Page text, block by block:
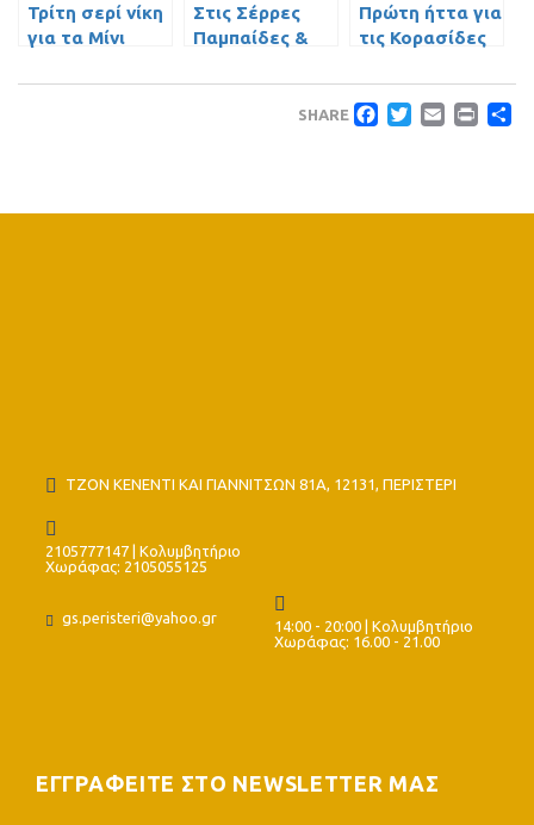
Τρίτη σερί νίκη
για τα Μίνι
Στις Σέρρες
Παμπαίδες &
Πρώτη ήττα για
τις Κορασίδες
SHARE
ΤΖΟΝ ΚΕΝΕΝΤΙ ΚΑΙ ΓΙΑΝΝΙΤΣΩΝ 81Α, 12131, ΠΕΡΙΣΤΕΡΙ
2105777147 | Κολυμβητήριο
Χωράφας: 2105055125
gs.peristeri@yahoo.gr
14:00 - 20:00 | Κολυμβητήριο
Χωράφας: 16.00 - 21.00
ΕΓΓΡΑΦΕΙΤΕ ΣΤΟ NEWSLETTER ΜΑΣ